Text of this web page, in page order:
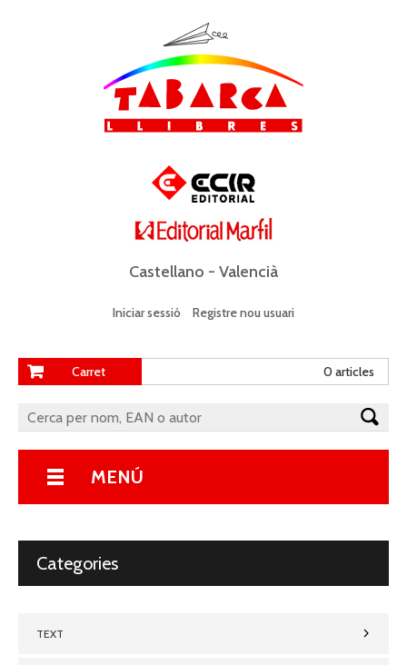
Castellano - Valencià
Iniciar sessió Registre nou usuari
Carret 0 articles
MENÚ
Categories
TEXT